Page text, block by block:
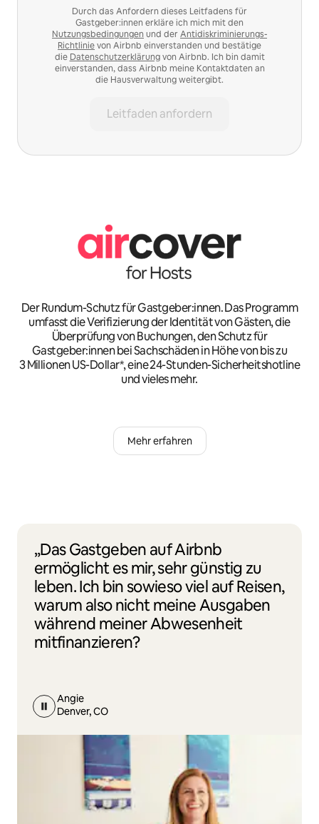
Durch das Anfordern dieses Leitfadens für
Gastgeber:innen erkläre ich mich mit den
Nutzungsbedingungen und der Antidiskriminierungs-
Richtlinievon Airbnb einverstanden und bestätige
die Datenschutzerklärungvon Airbnb. Ich bin damit
einverstanden, dass Airbnb meine Kontaktdaten an
die Hausverwaltung weitergibt.
Leitfaden anfordern
Der Rundum-Schutz für Gastgeber:innen. Das Programm
umfasst die Verifizierung der Identität von Gästen, die
Überprüfung von Buchungen, den Schutz für
Gastgeber:innen bei Sachschäden in Höhe von bis zu
3 Millionen US-Dollar*, eine 24-Stunden-Sicherheitshotline
und vieles mehr.
Mehr erfahren
„Das Gastgeben auf Airbnb
ermöglicht es mir, sehr günstig zu
leben. Ich bin sowieso viel auf Reisen,
warum also nicht meine Ausgaben
während meiner Abwesenheit
mitfinanzieren?
Angie
Denver, CO